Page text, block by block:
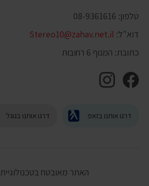
טלפון: 08-9361616
דוא"ל: Stereo10@zahav.net.il
כתובת: המנוף 6 רחובות
דרגו אותנו בזאפ דרגו אותנו בגוגל
האתר מאובטח בטכנולוגיית SSL